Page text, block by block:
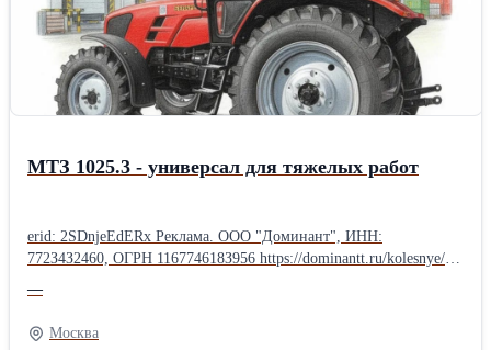
выбор — приобретайте надёжный трактор МТЗ 1221.3 от
«Доминант» уже сегодня!
МТЗ 1025.3 - универсал для тяжелых работ
erid: 2SDnjeEdERx Реклама. ООО "Доминант", ИНН:
772З4З2460, ОГРН 116774618З956 https://dominantt.ru/kolesnye/?
сельского хозяйства, строительства и других работ. Ключевые
преимущества: - Надёжная трансмиссия с принудительной
смазкой для долгого срока службы. - Мягкий ВОМ с
—
Москва